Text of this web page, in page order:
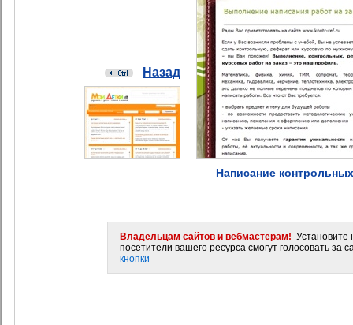
Назад
Написание
Владельцам сайтов и вебмастерам! Установите
посетители вашего ресурса смогут голосовать за
кнопки